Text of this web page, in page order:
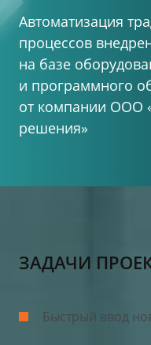
Автоматизация
процессов
на базе
и программного
от компании ООО
решения»
ЗАДАЧИ
Быстрый ввод